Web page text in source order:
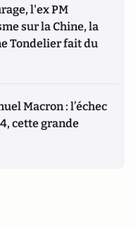
l'ex PM
sur la Chine, la
Tondelier fait du
Macron : l’échec
cette grande